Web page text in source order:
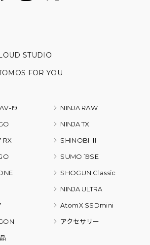
STUDIO
FOR YOU
19 NINJA RAW
NINJA TX
RX SHINOBI Ⅱ
SUMO 19SE
SHOGUN Classic
NINJA ULTRA
AtomX SSDmini
アクセサリー